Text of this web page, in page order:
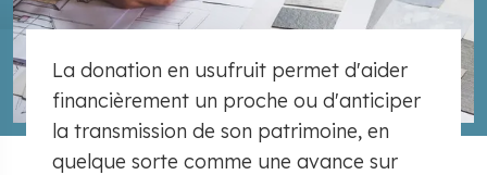
La donation en usufruit permet d'aider
financièrement un proche ou d'anticiper
la transmission de son patrimoine, en
quelque sorte comme une avance sur